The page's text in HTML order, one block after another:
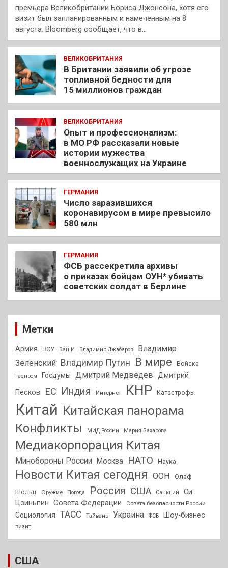
премьера Великобритании Бориса Джонсона, хотя его
визит был запланированным и намеченным на 8
августа. Bloomberg сообщает, что в…
ВЕЛИКОБРИТАНИЯ
В Британии заявили об угрозе
топливной бедности для
15 миллионов граждан
ВЕЛИКОБРИТАНИЯ
Опыт и профессионализм:
в МО РФ рассказали новые
истории мужества
военнослужащих на Украине
ГЕРМАНИЯ
Число заразившихся
коронавирусом в мире превысило
580 млн
ГЕРМАНИЯ
ФСБ рассекретила архивы
о приказах бойцам ОУН* убивать
советских солдат в Берлине
Метки
Армия ВСУ Ван И Владимир Джабаров
Владимир
Зеленский Владимир Путин В мире Войска
Газпром Госдумы Дмитрий Медведев Дмитрий
Песков
ЕС Индия Интернет КНР Катастрофы
Китай Китайская панорама
Конфликты
МИД России Мария Захарова
Медиакорпорация Китая
Минобороны России Москва НАТО Наука
Новости Китая сегодня ООН
Олаф
Шольц
Оружие Погода Россия США Санкции
Си
Цзиньпин Совета Федерации Совета безопасности России
Социология ТАСС Тайвань Украина ФСБ Шоу-бизнес
визит
США